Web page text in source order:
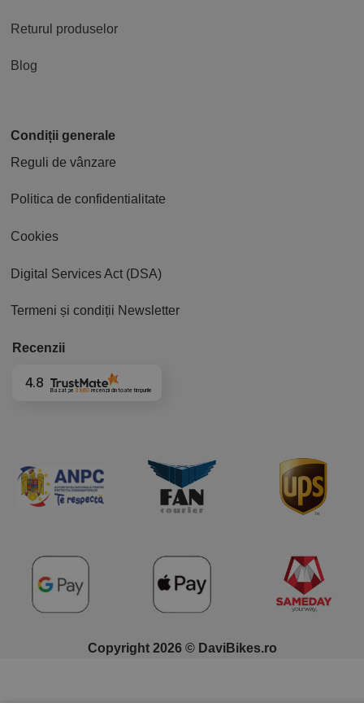
Returul produselor
Blog
Condiții generale
Reguli de vânzare
Politica de confidentialitate
Cookies
Digital Services Act (DSA)
Termeni și condiții Newsletter
Recenzii
4.8 Bazat pe 3860 recenziidin toate timpurile
Copyright 2026 © DaviBikes.ro